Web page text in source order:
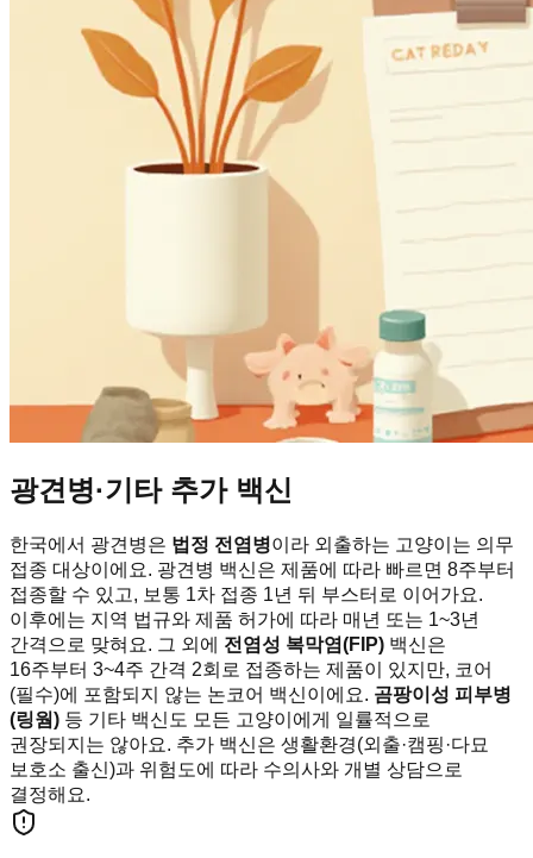
광견병·기타 추가 백신
한국에서 광견병은 법정 전염병이라 외출하는 고양이는 의무
접종 대상이에요. 광견병 백신은 제품에 따라 빠르면 8주부터
접종할 수 있고, 보통 1차 접종 1년 뒤 부스터로 이어가요.
이후에는 지역 법규와 제품 허가에 따라 매년 또는 1~3년
간격으로 맞혀요. 그 외에 전염성 복막염(FIP) 백신은
16주부터 3~4주 간격 2회로 접종하는 제품이 있지만, 코어
(필수)에 포함되지 않는 논코어 백신이에요. 곰팡이성 피부병
(링웜) 등 기타 백신도 모든 고양이에게 일률적으로
권장되지는 않아요. 추가 백신은 생활환경(외출·캠핑·다묘
보호소 출신)과 위험도에 따라 수의사와 개별 상담으로
결정해요.